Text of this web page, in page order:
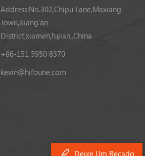
Address:No.302,Chipu Lane,Maxiang
Town,Xiang'an
District,xiamen,fujian,.China
+86-151 5950 8370
kevin@hifoune.com
Deixe Um Recado